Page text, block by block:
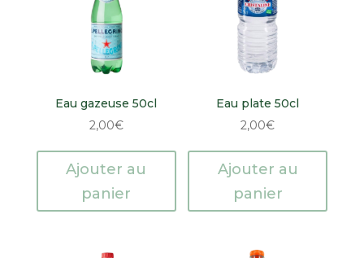
Eau gazeuse 50cl
2,00€
Ajouter au
panier
Eau plate 50cl
2,00€
Ajouter au
panier